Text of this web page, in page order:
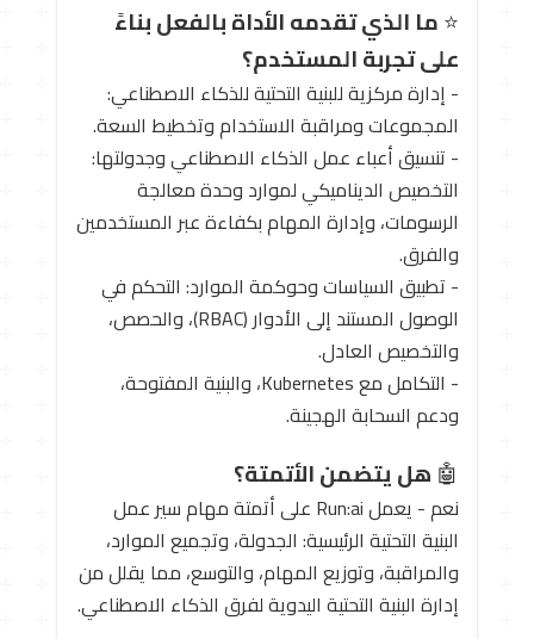
⭐ما الذي تقدمه الأداة بالفعل بناءً
على تجربة المستخدم؟
- إدارة مركزية للبنية التحتية للذكاء الاصطناعي:
المجموعات ومراقبة الاستخدام وتخطيط السعة.
- تنسيق أعباء عمل الذكاء الاصطناعي وجدولتها:
التخصيص الديناميكي لموارد وحدة معالجة
الرسومات، وإدارة المهام بكفاءة عبر المستخدمين
والفرق.
- تطبيق السياسات وحوكمة الموارد: التحكم في
الوصول المستند إلى الأدوار (RBAC)، والحصص،
والتخصيص العادل.
- التكامل مع Kubernetes، والبنية المفتوحة،
ودعم السحابة الهجينة.
🤖 هل يتضمن الأتمتة؟
نعم - يعمل Run:ai على أتمتة مهام سير عمل
البنية التحتية الرئيسية: الجدولة، وتجميع الموارد،
والمراقبة، وتوزيع المهام، والتوسع، مما يقلل من
إدارة البنية التحتية اليدوية لفرق الذكاء الاصطناعي.